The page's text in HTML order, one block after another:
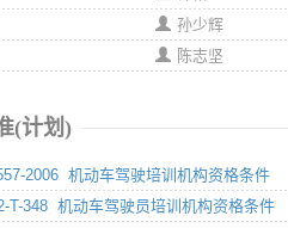
孙少辉
陈志坚
(计划)
2006 机动车驾驶培训机构资格条件
T-348 机动车驾驶员培训机构资格条件